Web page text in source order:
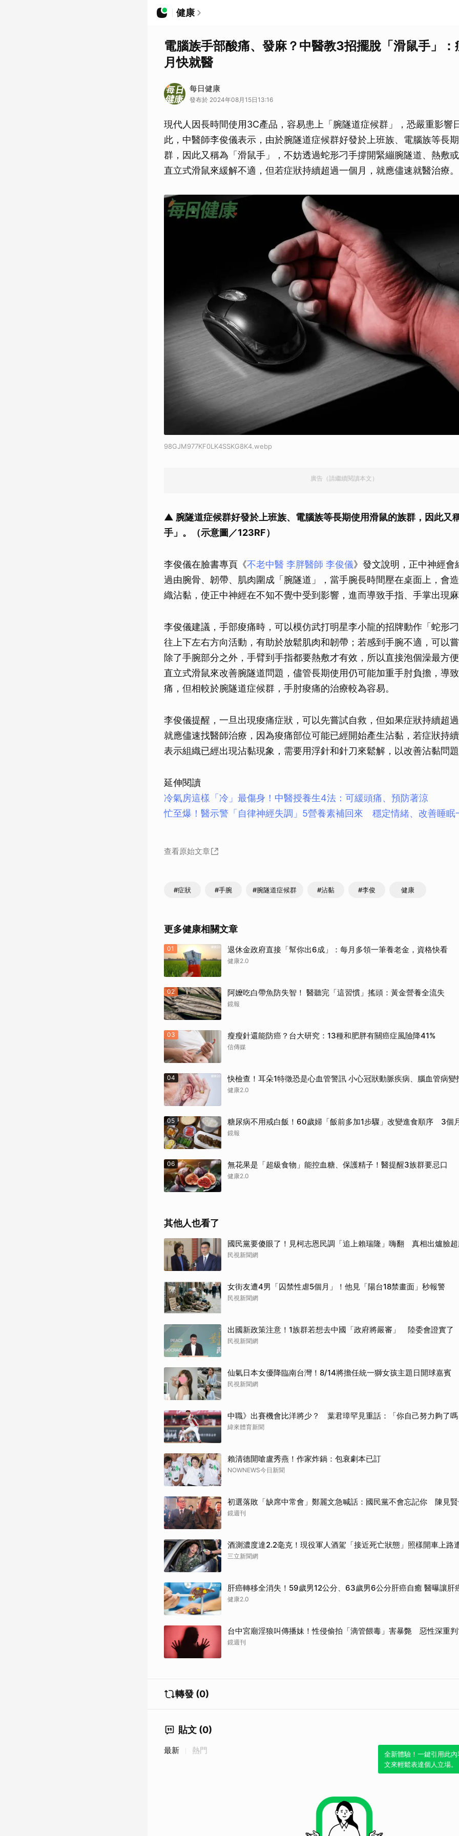
健康
電腦族手部酸痛、發麻？中醫教3招擺脫「滑鼠手」：
月快就醫
每日健康
發布於 2024年08月15日13:16
現代人因長時間使用3C產品，容易患上「腕隧道症候群」，恐嚴重影響
此，中醫師李俊儀表示，由於腕隧道症候群好發於上班族、電腦族等長
群，因此又稱為「滑鼠手」，不妨透過蛇形刁手撐開緊繃腕隧道、熱敷
直立式滑鼠來緩解不適，但若症狀持續超過一個月，就應儘速就醫治療。
98GJM977KF0LK4SSKG8K4.webp
廣告（請繼續閱讀本文）
▲ 腕隧道症候群好發於上班族、電腦族等長期使用滑鼠的族群，因此又
手」。（示意圖／123RF）
李俊儀在臉書專頁《不老中醫 李胖醫師 李俊儀》發文說明，正中神經會
過由腕骨、韌帶、肌肉圍成「腕隧道」，當手腕長時間壓在桌面上，會
織沾黏，使正中神經在不知不覺中受到影響，進而導致手指、手掌出現
李俊儀建議，手部痠痛時，可以模仿武打明星李小龍的招牌動作「蛇形
往上下左右方向活動，有助於放鬆肌肉和韌帶；若感到手腕不適，可以
除了手腕部分之外，手臂到手指都要熱敷才有效，所以直接泡個澡最方
直立式滑鼠來改善腕隧道問題，儘管長期使用仍可能加重手肘負擔，導
痛，但相較於腕隧道症候群，手肘痠痛的治療較為容易。
李俊儀提醒，一旦出現痠痛症狀，可以先嘗試自救，但如果症狀持續超
就應儘速找醫師治療，因為痠痛部位可能已經開始產生沾黏，若症狀持
表示組織已經出現沾黏現象，需要用浮針和針刀來鬆解，以改善沾黏問
延伸閱讀
冷氣房這樣「冷」最傷身！中醫授養生4法：可緩頭痛、預防著涼
忙⾄爆！醫示警「自律神經失調」5營養素補回來 穩定情緒、改善睡眠
查看原始文章
#症狀 #手腕 #腕隧道症候群 #沾黏 #李俊 健康
更多健康相關文章
01 退休金政府直接「幫你出6成」：每月多領一筆養老金，資格快看
健康2.0
02 阿嬤吃白帶魚防失智！ 醫聽完「這習慣」搖頭：黃金營養全流失
鏡報
03 瘦瘦針還能防癌？台大研究：13種和肥胖有關癌症風險降41%
信傳媒
04 快檢查！耳朵1特徵恐是心血管警訊 小心冠狀動脈疾病、腦血管病變
健康2.0
05 糖尿病不用戒白飯！60歲婦「飯前多加1步驟」改變進食順序 3個
鏡報
06 無花果是「超級食物」能控血糖、保護精子！醫提醒3族群要忌口
健康2.0
其他人也看了
國民黨要傻眼了！見柯志恩民調「追上賴瑞隆」嗨翻 真相出爐臉
民視新聞網
女街友遭4男「囚禁性虐5個月」！他見「陽台18禁畫面」秒報警
民視新聞網
出國新政策注意！1族群若想去中國「政府將嚴審」 陸委會證實了
民視新聞網
仙氣日本女優降臨南台灣！8/14將擔任統一獅女孩主題日開球嘉賓
民視新聞網
中職》出賽機會比洋將少？ 葉君璋罕見重話：「你自己努力夠了
緯來體育新聞
賴清德開嗆盧秀燕！作家炸鍋：包衰劇本已訂
NOWNEWS今日新聞
初選落敗「缺席中常會」鄭麗文急喊話：國民黨不會忘記你 陳見
鏡週刊
酒測濃度達2.2毫克！現役軍人酒駕「接近死亡狀態」照樣開車上路
三立新聞網
肝癌轉移全消失！59歲男12公分、63歲男6公分肝癌自癒 醫曝讓肝
健康2.0
台中宮廟淫狼叫傳播妹！性侵偷拍「滴管餵毒」害暴斃 惡性深重
鏡週刊
轉發 (0)
貼文 (0)
全新體驗！一鍵引用此
文來輕鬆表達個人立場。
最新 熱門